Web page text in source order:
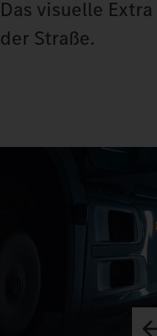
Das visuelle
der Straße.